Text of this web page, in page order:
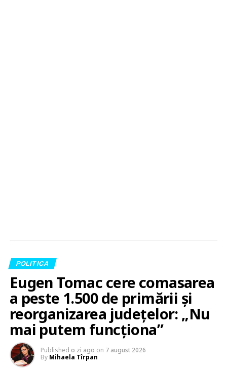
POLITICA
Eugen Tomac cere comasarea
a peste 1.500 de primării și
reorganizarea județelor: „Nu
mai putem funcționa”
Published o zi ago on 7 august 2026
By Mihaela Tîrpan